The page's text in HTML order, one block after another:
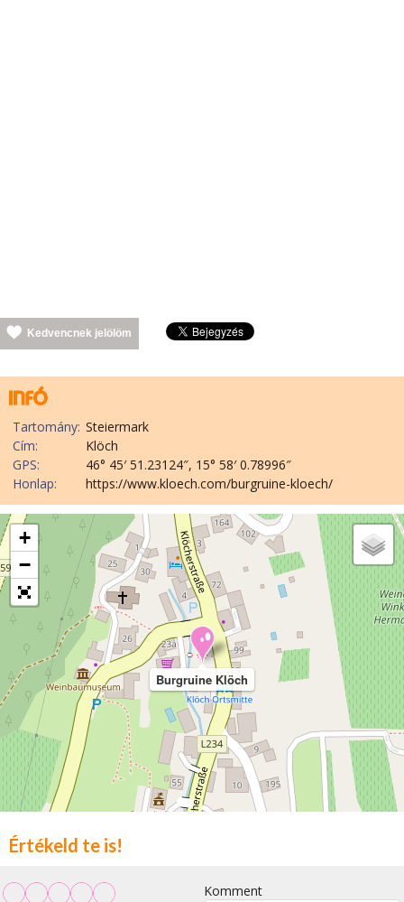
Kedvencnek jelölöm
Tartomány: Steiermark
Cím:
Klöch
GPS:
46° 45′ 51.23124″, 15° 58′ 0.78996″
Honlap:
https://www.kloech.com/burgruine-kloech/
Burgruine Klöch
+
−
Értékeld te is!
Komment